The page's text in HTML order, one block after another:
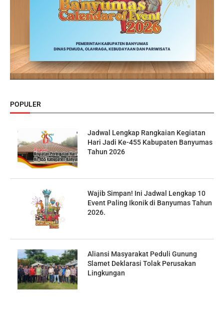
POPULER
Jadwal Lengkap Rangkaian Kegiatan
Hari Jadi Ke-455 Kabupaten Banyumas
Tahun 2026
Wajib Simpan! Ini Jadwal Lengkap 10
Event Paling Ikonik di Banyumas Tahun
2026.
Aliansi Masyarakat Peduli Gunung
Slamet Deklarasi Tolak Perusakan
Lingkungan